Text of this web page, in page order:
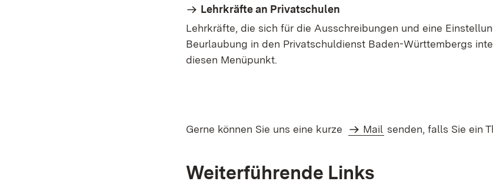
Lehrkräfte an Privatschulen
Lehrkräfte, die sich für die Ausschreibungen und eine
Beurlaubung in den Privatschuldienst Baden-Württembergs
diesen Menüpunkt.
Gerne können Sie uns eine kurze E-Mail:
Mail senden, falls Sie ein
Weiterführende Links